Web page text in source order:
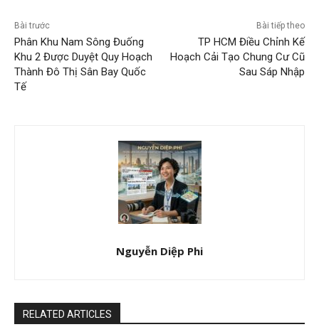
Bài trước
Phân Khu Nam Sông Đuống
Khu 2 Được Duyệt Quy Hoạch
Thành Đô Thị Sân Bay Quốc
Tế
Bài tiếp theo
TP HCM Điều Chỉnh Kế
Hoạch Cải Tạo Chung Cư Cũ
Sau Sáp Nhập
Nguyễn Diệp Phi
RELATED ARTICLES